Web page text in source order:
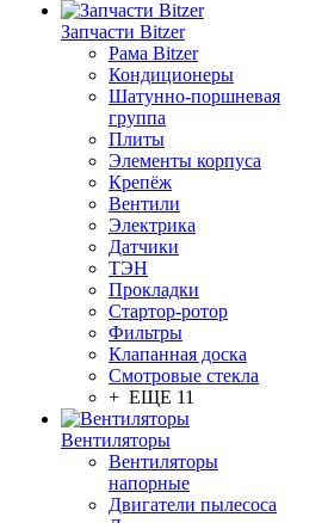
Запчасти Bitzer
Рама Bitzer
Кондиционеры
Шатунно-поршневая
группа
Плиты
Элементы корпуса
Крепёж
Вентили
Электрика
Датчики
ТЭН
Прокладки
Стартор-ротор
Фильтры
Клапанная доска
Смотровые стекла
+ ЕЩЕ 11
Вентиляторы
Вентиляторы
напорные
Двигатели пылесоса